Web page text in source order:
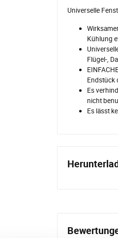
Universelle
Kühlung
Flügel-,
Endstück
Es
nicht
Es lässt